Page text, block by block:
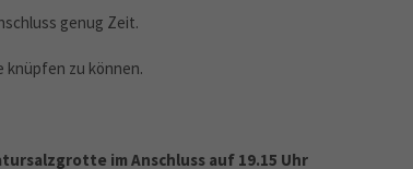
genug Zeit.
knüpfen zu können.
im Anschluss auf 19.15 Uhr